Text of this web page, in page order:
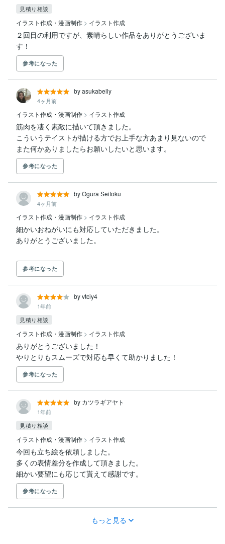
見積り相談
イラスト作成・漫画制作 > イラスト作成
２回目の利用ですが、素晴らしい作品をありがとうございま
す！
参考になった
by asukabelly
4ヶ月前
イラスト作成・漫画制作 > イラスト作成
筋肉を凄く素敵に描いて頂きました。
こういうテイストが描ける方でお上手な方あまり見ないので
また何かありましたらお願いしたいと思います。
参考になった
by Ogura Seitoku
4ヶ月前
イラスト作成・漫画制作 > イラスト作成
細かいおねがいにも対応していただきました。
参考になった
by vtciy4
1年前
見積り相談
イラスト作成・漫画制作 > イラスト作成
ありがとうございました！
やりとりもスムーズで対応も早くて助かりました！
参考になった
by カツラギアヤト
1年前
見積り相談
イラスト作成・漫画制作 > イラスト作成
今回も立ち絵を依頼しました。
多くの表情差分を作成して頂きました。
細かい要望にも応じて貰えて感謝です。
参考になった
もっと見る